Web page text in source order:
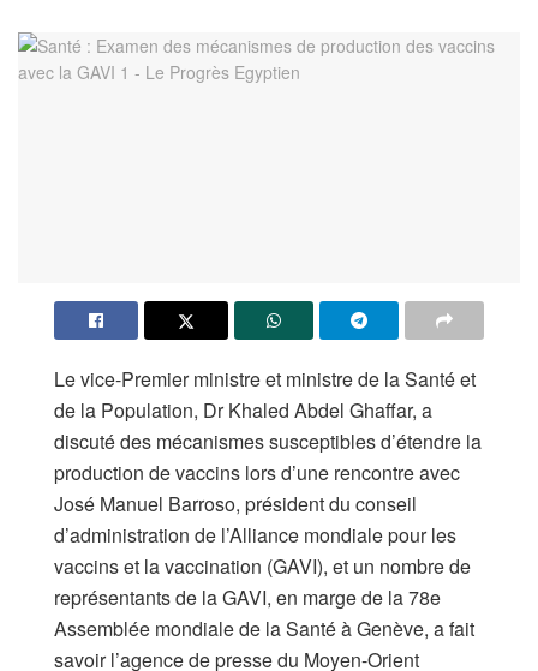
Le vice-Premier ministre et ministre de la Santé et
de la Population, Dr Khaled Abdel Ghaffar, a
discuté des mécanismes susceptibles d’étendre la
production de vaccins lors d’une rencontre avec
José Manuel Barroso, président du conseil
d’administration de l’Alliance mondiale pour les
vaccins et la vaccination (GAVI), et un nombre de
représentants de la GAVI, en marge de la 78e
Assemblée mondiale de la Santé à Genève, a fait
savoir l’agence de presse du Moyen-Orient